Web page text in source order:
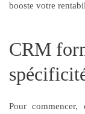
booste votre
CRM
Pour